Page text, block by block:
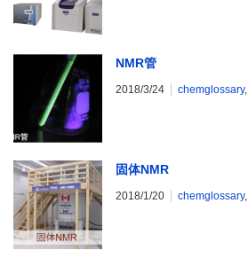
NMR管
2018/3/24 chemglossary,
固体NMR
2018/1/20 chemglossary,